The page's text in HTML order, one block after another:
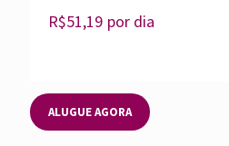
R$51,19 por dia
ALUGUE AGORA